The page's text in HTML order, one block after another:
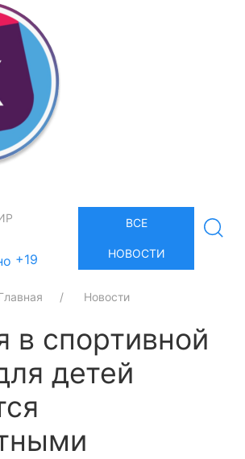
+19
ВСЕ
НОВОСТИ
Новости
в спортивной
детей